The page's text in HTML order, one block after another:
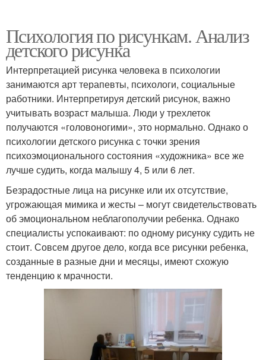
Психология по рисункам. Анализ
детского рисунка
Интерпретацией рисунка человека в психологии
занимаются арт терапевты, психологи, социальные
работники. Интерпретируя детский рисунок, важно
учитывать возраст малыша. Люди у трехлеток
получаются «головоногими», это нормально. Однако о
психологии детского рисунка с точки зрения
психоэмоционального состояния «художника» все же
лучше судить, когда малышу 4, 5 или 6 лет.
Безрадостные лица на рисунке или их отсутствие,
угрожающая мимика и жесты – могут свидетельствовать
об эмоциональном неблагополучии ребенка. Однако
специалисты успокаивают: по одному рисунку судить не
стоит. Совсем другое дело, когда все рисунки ребенка,
созданные в разные дни и месяцы, имеют схожую
тенденцию к мрачности.